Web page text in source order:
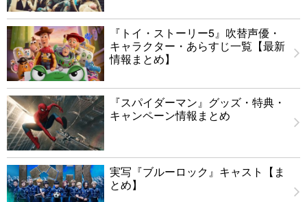
『トイ・ストーリー5』吹替声優・
キャラクター・あらすじ一覧【最新
情報まとめ】
『スパイダーマン』グッズ・特典・
キャンペーン情報まとめ
実写『ブルーロック』キャスト【ま
とめ】